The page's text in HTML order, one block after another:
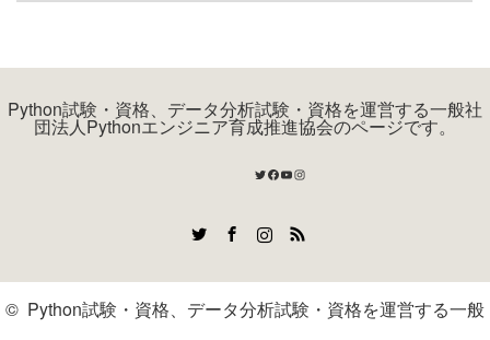
Python試験・資格、データ分析試験・資格を運営する一般社
団法人Pythonエンジニア育成推進協会のページです。
Twitter
Facebook
YouTube
Instagram
RSS
© Python試験・資格、データ分析試験・資格を運営する一般